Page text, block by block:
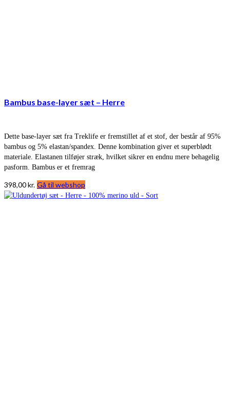
Bambus base-layer sæt – Herre
Dette base-layer sæt fra Treklife er fremstillet af et stof, der består af 95%
bambus og 5% elastan/spandex. Denne kombination giver et superblødt
materiale. Elastanen tilføjer stræk, hvilket sikrer en endnu mere behagelig
pasform. Bambus er et fremrag
398,00kr. Gå til webshop